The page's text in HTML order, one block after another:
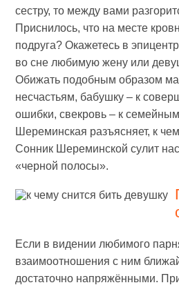
сестру, то между вами
Приснилось, что на месте
подруга? Окажетесь в
во сне любимую жену или
Обижать подобным образом
несчастьям, бабушку – к
ошибки, свекровь – к
Шереминская разъясняет, к
Сонник Шереминской сулит
«черной полосы».
Если в видении любимого
взаимоотношения с ним
достаточно напряжёнными.